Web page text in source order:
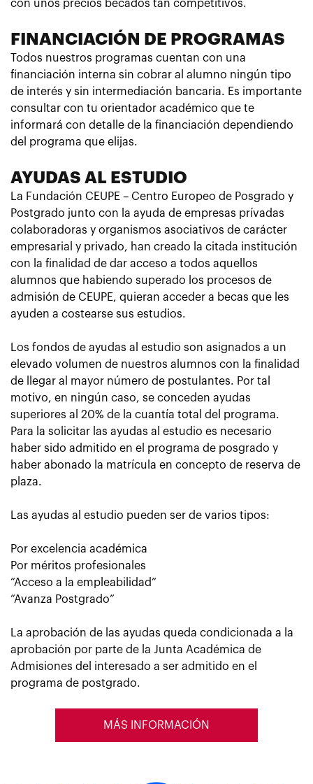
con unos precios becados tan competitivos.
FINANCIACIÓN DE PROGRAMAS
Todos nuestros programas cuentan con una
financiación interna sin cobrar al alumno ningún tipo
de interés y sin intermediación bancaria. Es importante
consultar con tu orientador académico que te
informará con detalle de la financiación dependiendo
del programa que elijas.
AYUDAS AL ESTUDIO
La Fundación CEUPE – Centro Europeo de Posgrado y
Postgrado junto con la ayuda de empresas prívadas
colaboradoras y organismos asociativos de carácter
empresarial y privado, han creado la citada institución
con la finalidad de dar acceso a todos aquellos
alumnos que habiendo superado los procesos de
admisión de CEUPE, quieran acceder a becas que les
ayuden a costearse sus estudios.
Los fondos de ayudas al estudio son asignados a un
elevado volumen de nuestros alumnos con la finalidad
de llegar al mayor número de postulantes. Por tal
motivo, en ningún caso, se conceden ayudas
superiores al 20% de la cuantía total del programa.
Para la solicitar las ayudas al estudio es necesario
haber sido admitido en el programa de posgrado y
haber abonado la matrícula en concepto de reserva de
plaza.
Las ayudas al estudio pueden ser de varios tipos:
Por excelencia académica
Por méritos profesionales
“Acceso a la empleabilidad”
“Avanza Postgrado”
La aprobación de las ayudas queda condicionada a la
aprobación por parte de la Junta Académica de
Admisiones del interesado a ser admitido en el
programa de postgrado.
MÁS INFORMACIÓN